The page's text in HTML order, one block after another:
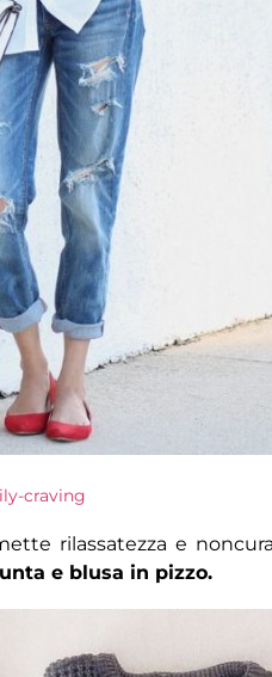
craving
rilassatezza e
e blusa in pizzo.